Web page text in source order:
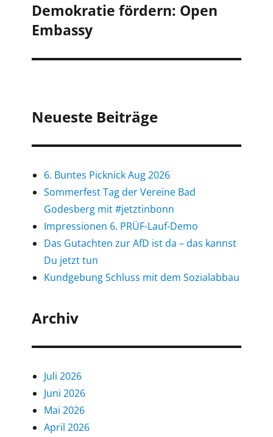
Nächster
Beitrag:
Demokratie fördern: Open
Embassy
Neueste Beiträge
6. Buntes Picknick Aug 2026
Sommerfest Tag der Vereine Bad
Godesberg mit #jetztinbonn
Impressionen 6. PRÜF-Lauf-Demo
Das Gutachten zur AfD ist da – das kannst
Du jetzt tun
Kundgebung Schluss mit dem Sozialabbau
Archiv
Juli 2026
Juni 2026
Mai 2026
April 2026